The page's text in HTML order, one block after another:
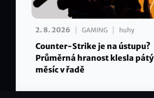
2. 8. 2026 GAMING huhy
Counter-Strike je na ústupu?
Průměrná hranost klesla pátý
měsíc v řadě